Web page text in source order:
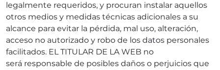
legalmente requeridos, y procuran instalar aquellos
otros medios y medidas técnicas adicionales a su
alcance para evitar la pérdida, mal uso, alteración,
acceso no autorizado y robo de los datos personales
facilitados. EL TITULAR DE LAWEB no
será responsable de posibles daños o perjuicios que